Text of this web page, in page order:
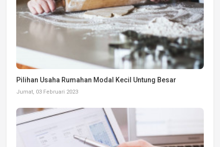
Pilihan Usaha Rumahan Modal Kecil Untung Besar
Jumat, 03 Februari 2023